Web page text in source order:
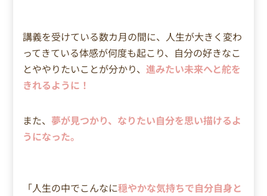
講義を受けている数カ月の間に、人生が大きく変わ
ってきている体感が何度も起こり、自分の好きなこ
とややりたいことが分かり、進みたい未来へと舵を
きれるように！
また、 夢が見つかり、なりたい自分を思い描けるよ
うになった。
「人生の中でこんなに穏やかな気持ちで自分自身と